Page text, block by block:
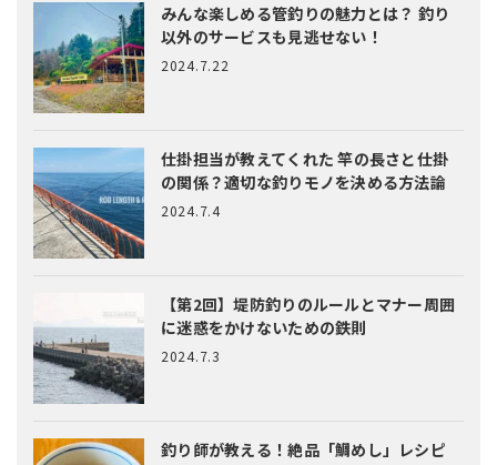
みんな楽しめる管釣りの魅力とは？ 釣り
以外のサービスも見逃せない！
2024.7.22
仕掛担当が教えてくれた竿の長さと仕掛
の関係？適切な釣りモノを決める方法論
2024.7.4
【第2回】堤防釣りのルールとマナー周囲
に迷惑をかけないための鉄則
2024.7.3
釣り師が教える！絶品「鯛めし」レシピ